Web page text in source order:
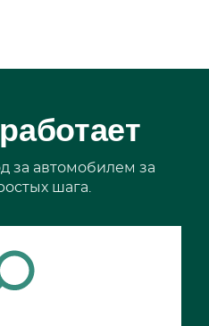
за автомобилем за
шага.